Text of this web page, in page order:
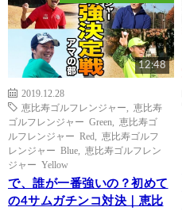
12:48
2019.12.28
恵比寿ゴルフレンジャー
恵比寿
ゴルフレンジャー Green
恵比寿ゴ
ルフレンジャー Red
恵比寿ゴルフ
レンジャー Blue
恵比寿ゴルフレン
ジャー Yellow
で、誰が一番強いの？初めて
の4サムガチンコ対決｜恵比